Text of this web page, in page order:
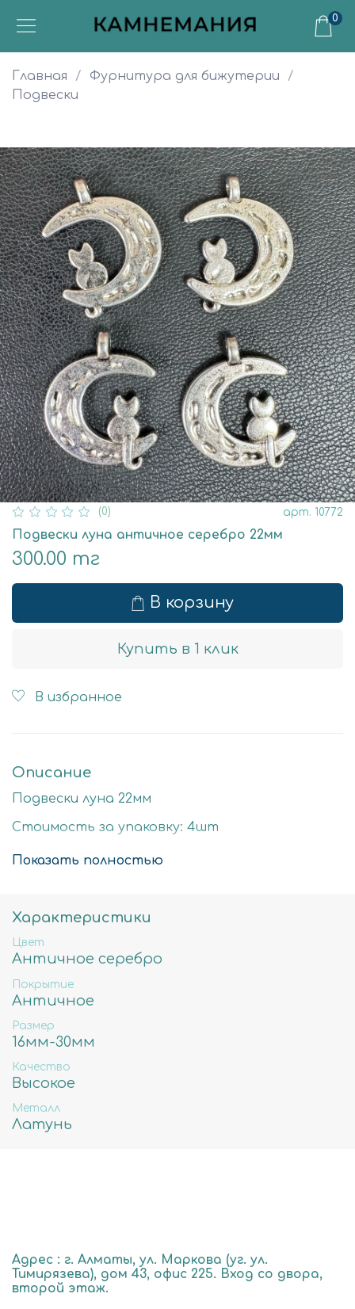
0
Главная
Фурнитура для бижутерии
Подвески
(0) арт. 10772
Подвески луна античное серебро 22мм
300.00 тг
В корзину
Купить в 1 клик
В избранное
Описание
Подвески луна 22мм
Стоимость за упаковку: 4шт
Цвет: античное серебро
Состав: Латунь высокого качества
Не содержит свинца, никеля и кадмия.
Показать полностью
Характеристики
Цвет
Античное серебро
Покрытие
Античное
Размер
16мм-30мм
Качество
Высокое
Металл
Латунь
Адрес : г. Алматы, ул. Маркова (уг. ул.
Тимирязева), дом 43, офис 225. Вход со двора,
второй этаж.